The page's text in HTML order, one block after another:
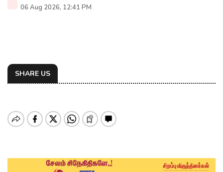
06 Aug 2026, 12:41 PM
SHARE US